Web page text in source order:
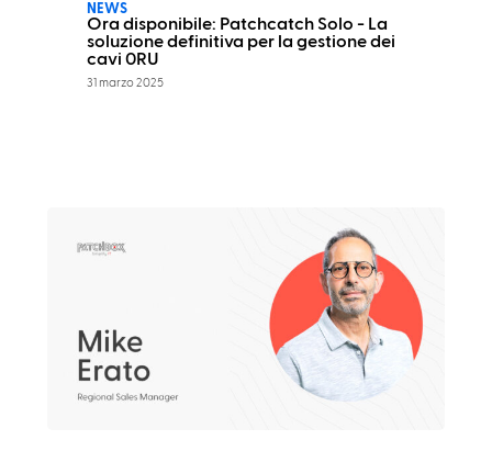
NEWS
Ora disponibile: Patchcatch Solo - La
soluzione definitiva per la gestione dei
cavi 0RU
31 marzo 2025